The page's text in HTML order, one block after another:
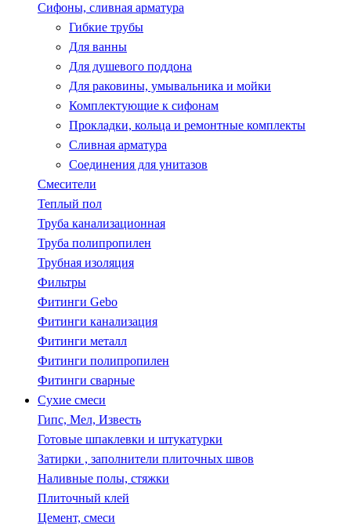
Сифоны, сливная арматура
Гибкие трубы
Для ванны
Для душевого поддона
Для раковины, умывальника и мойки
Комплектующие к сифонам
Прокладки, кольца и ремонтные комплекты
Сливная арматура
Соединения для унитазов
Смесители
Теплый пол
Труба канализационная
Труба полипропилен
Трубная изоляция
Фильтры
Фитинги Gebo
Фитинги канализация
Фитинги металл
Фитинги полипропилен
Фитинги сварные
Сухие смеси
Гипс, Мел, Известь
Готовые шпаклевки и штукатурки
Затирки , заполнители плиточных швов
Наливные полы, стяжки
Плиточный клей
Цемент, смеси